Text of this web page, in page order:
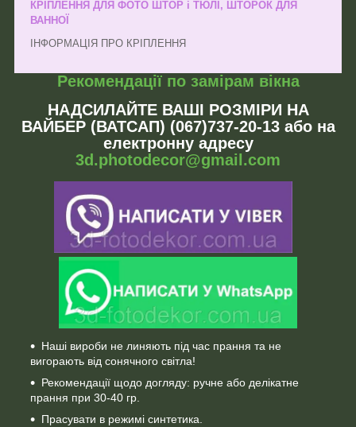
КРІПЛЕННЯ ДЛЯ ФОТО ШТОР і ТЮЛІ, ШТОРОК ДЛЯ
ВАННОЇ
ІНФОРМАЦІЯ ПРО КРІПЛЕННЯ
Рекомендації по замірам вікна
НАДСИЛАЙТЕ ВАШІ РОЗМІРИ НА
ВАЙБЕР (ВАТСАП) (067)737-20-13 або на
електронну адресу
3d.photodecor@gmail.com
Наші вироби не линяють під час прання та не
вигорають від сонячного світла!
Рекомендації щодо догляду: ручне або делікатне
прання при 30-40 гр.
Прасувати в режимі синтетика.